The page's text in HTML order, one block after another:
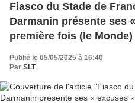
Fiasco du Stade de
Darmanin présente ses
première fois (le Monde)
Publié le 05/05/2025 à 16:40
Par SLT